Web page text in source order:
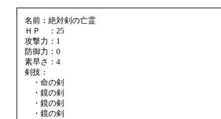
名前：絶対剣の亡霊
ＨＰ ：25
攻撃力：1
防御力：0
素早さ：4
剣技：
・命の剣
・鏡の剣
・鏡の剣
・鏡の剣